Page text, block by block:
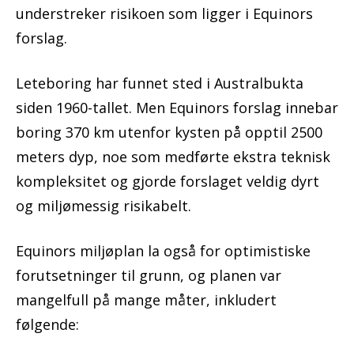
understreker risikoen som ligger i Equinors
forslag.
Leteboring har funnet sted i Australbukta
siden 1960-tallet. Men Equinors forslag innebar
boring 370 km utenfor kysten på opptil 2500
meters dyp, noe som medførte ekstra teknisk
kompleksitet og gjorde forslaget veldig dyrt
og miljømessig risikabelt.
Equinors miljøplan la også for optimistiske
forutsetninger til grunn, og planen var
mangelfull på mange måter, inkludert
følgende: